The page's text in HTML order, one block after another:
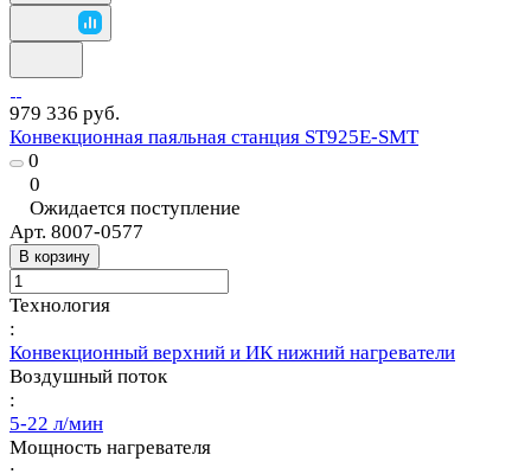
979 336 руб.
Конвекционная паяльная станция ST925E-SMT
0
0
Ожидается поступление
Арт. 8007-0577
В корзину
Технология
:
Конвекционный верхний и ИК нижний нагреватели
Воздушный поток
:
5-22 л/мин
Мощность нагревателя